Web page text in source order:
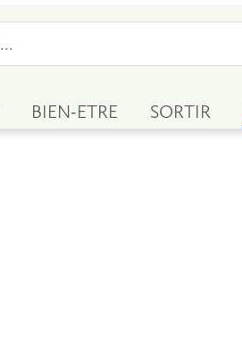
BIEN-ETRE SORTIR